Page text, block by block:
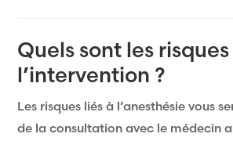
Quels sont les
l’intervention ?
Les risques liés à l’anesthésie vous
de la consultation avec le médecin